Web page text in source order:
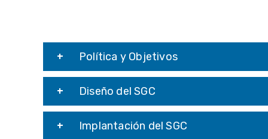
Política y Objetivos
Diseño del SGC
Implantación del SGC